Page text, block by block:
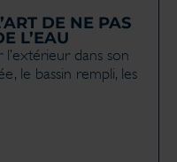
DE NE PAS
L’EAU
dans son
le bassin rempli, les